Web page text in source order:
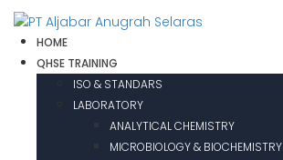
HOME
QHSE TRAINING
ISO & STANDARS
LABORATORY
ANALYTICAL CHEMISTRY
MICROBIOLOGY & BIOCHEMISTRY